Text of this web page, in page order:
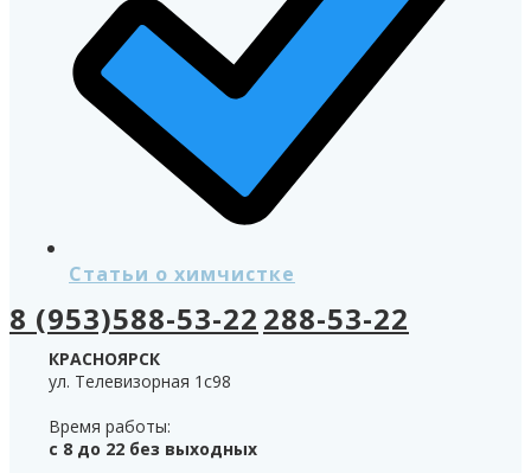
Статьи о химчистке
8 (953)588-53-22 288-53-22
КРАСНОЯРСК
ул. Телевизорная 1с98
Время работы:
с 8 до 22 без выходных